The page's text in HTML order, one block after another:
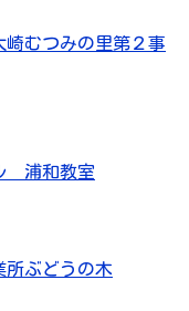
崎むつみの里第２事
浦和教室
所ぶどうの木